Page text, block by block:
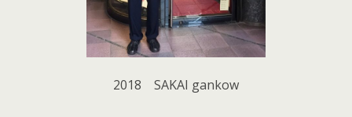
2018 SAKAI gankow